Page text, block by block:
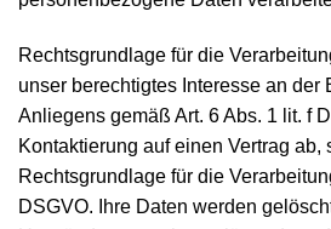
Rechtsgrundlage für die
unser berechtigtes Interesse an der
Anliegens gemäß Art. 6 Abs. 1 lit. f
Kontaktierung auf einen Vertrag ab,
Rechtsgrundlage für die
DSGVO. Ihre Daten werden